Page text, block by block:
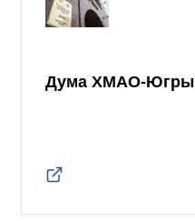
Дума ХМАО-Югры